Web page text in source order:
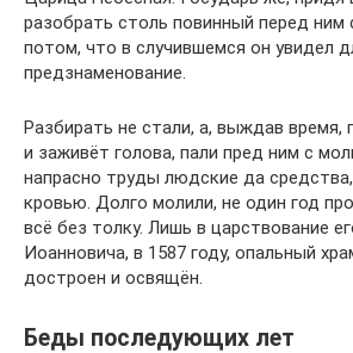
разобрать столь повинный перед ним
потом, что в случившемся он увидел
предзнаменование.
Разбирать не стали, а, выждав время,
и заживёт голова, пали пред ним с
напрасно труды людские да
кровью. Долго молили, не один год
всё без толку. Лишь в царствование
Иоанновича, в 1587 году, опальный
достроен и освящён.
Беды последующих лет